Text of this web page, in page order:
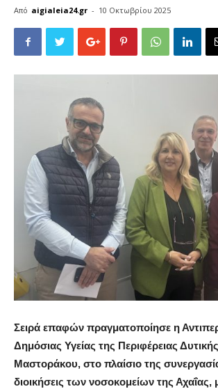
Από aigialeia24.gr - 10 Οκτωβρίου 2025
Σειρά επαφών πραγματοποίησε η
Δημόσιας Υγείας της Περιφέρειας
Μαστοράκου, στο πλαίσιο της
διοικήσεις των νοσοκομείων της Αχαΐας,